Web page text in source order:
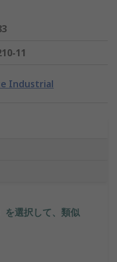
11
Industrial
を選択して、類似